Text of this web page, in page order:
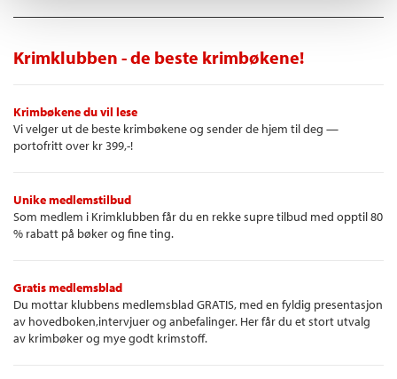
Krimklubben - de beste krimbøkene!
Krimbøkene du vil lese
Vi velger ut de beste krimbøkene og sender de hjem til deg —
portofritt over kr 399,-!
Unike medlemstilbud
Som medlem i Krimklubben får du en rekke supre tilbud med opptil 80
% rabatt på bøker og fine ting.
Gratis medlemsblad
Du mottar klubbens medlemsblad GRATIS, med en fyldig presentasjon
av hovedboken,intervjuer og anbefalinger. Her får du et stort utvalg
av krimbøker og mye godt krimstoff.